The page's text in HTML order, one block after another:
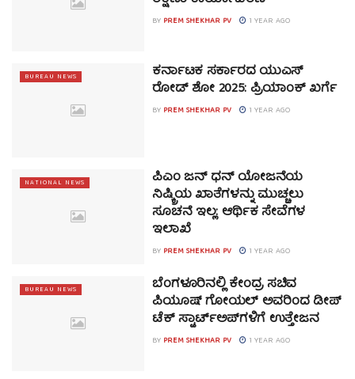
BY PREM SHEKHAR PV 1 YEAR AGO
BUREAU NEWS ಕರ್ನಾಟಕ ಸರ್ಕಾರದ ಯುಎಸ್
ರೋಡ್ ಶೋ 2025: ಪ್ರಿಯಾಂಕ್ ಖರ್ಗೆ
BY PREM SHEKHAR PV 1 YEAR AGO
NATIONAL NEWS ಪಿಎಂ ಜನ್ ಧನ್ ಯೋಜನೆಯ
ನಿಷ್ಕ್ರಿಯ ಖಾತೆಗಳನ್ನು ಮುಚ್ಚಲು
ಸೂಚನೆ ಇಲ್ಲ: ಆರ್ಥಿಕ ಸೇವೆಗಳ
ಇಲಾಖೆ
BY PREM SHEKHAR PV 1 YEAR AGO
BUREAU NEWS ಬೆಂಗಳೂರಿನಲ್ಲಿ ಕೇಂದ್ರ ಸಚಿವ
ಪಿಯೂಷ್ ಗೋಯಲ್ ಅವರಿಂದ ಡೀಪ್
ಟೆಕ್ ಸ್ಟಾರ್ಟ್‌ಅಪ್‌ಗಳಿಗೆ ಉತ್ತೇಜನ
BY PREM SHEKHAR PV 1 YEAR AGO